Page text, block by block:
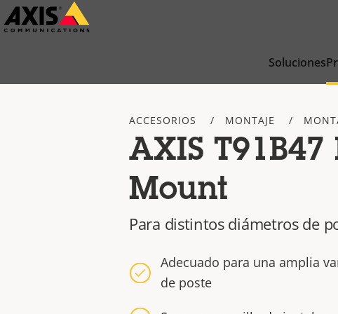
Saltar
al
Soluciones
ACCESORIOS MONTAJE
AXIS T91B47
Mount
Para distintos diámetros de
Adecuado para una amplia
de poste